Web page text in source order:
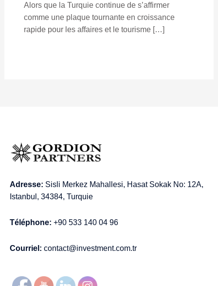
Alors que la Turquie continue de s’affirmer
comme une plaque tournante en croissance
rapide pour les affaires et le tourisme […]
Adresse: Sisli Merkez Mahallesi, Hasat Sokak No: 12A,
Istanbul, 34384, Turquie
Téléphone: +90 533 140 04 96
Courriel: contact@investment.com.tr